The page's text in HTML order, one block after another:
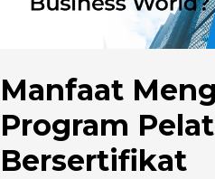
Manfaat
Program
Bersertifikat